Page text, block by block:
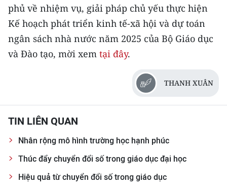
phủ về nhiệm vụ, giải pháp chủ yếu thực hiện
Kế hoạch phát triển kinh tế-xã hội và dự toán
ngân sách nhà nước năm 2025 của Bộ Giáo dục
và Đào tạo, mời xem tại đây.
THANH XUÂN
TIN LIÊN QUAN
Nhân rộng mô hình trường học hạnh phúc
Thúc đẩy chuyển đổi số trong giáo dục đại học
Hiệu quả từ chuyển đổi số trong giáo dục